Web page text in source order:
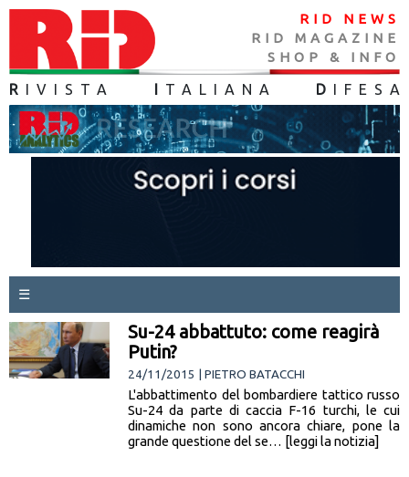
RID NEWS
RID MAGAZINE
SHOP & INFO
R IVISTA TALIANA D IFES A
☰
Su-24 abbattuto: come reagirà
Putin?
24/11/2015 | PIETRO BATACCHI
L'abbattimento del bombardiere tattico russo
Su-24 da parte di caccia F-16 turchi, le cui
dinamiche non sono ancora chiare, pone la
grande questione del se… [leggi la notizia]